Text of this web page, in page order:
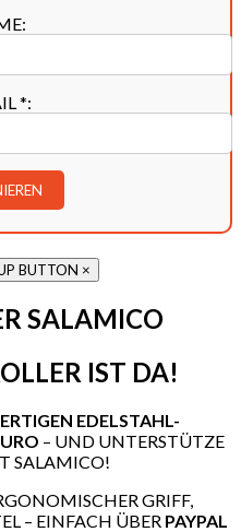
*:
×
IST DA!
EDELSTAHL-
– UND UNTERSTÜTZE
SALAMICO!
GRIFF,
– EINFACH ÜBER PAYPAL